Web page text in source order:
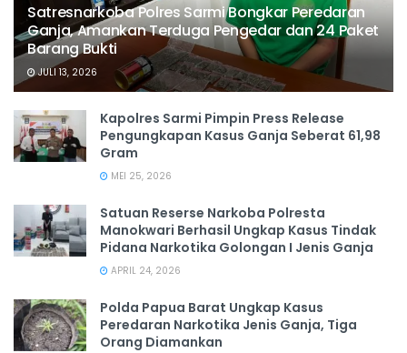
Satresnarkoba Polres Sarmi Bongkar Peredaran
Ganja, Amankan Terduga Pengedar dan 24 Paket
Barang Bukti
JULI 13, 2026
Kapolres Sarmi Pimpin Press Release
Pengungkapan Kasus Ganja Seberat 61,98
Gram
MEI 25, 2026
Satuan Reserse Narkoba Polresta
Manokwari Berhasil Ungkap Kasus Tindak
Pidana Narkotika Golongan I Jenis Ganja
APRIL 24, 2026
Polda Papua Barat Ungkap Kasus
Peredaran Narkotika Jenis Ganja, Tiga
Orang Diamankan